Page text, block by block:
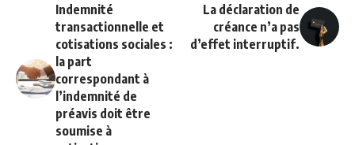
Indemnité
transactionnelle et
cotisations sociales :
la part
correspondant à
l’indemnité de
préavis doit être
soumise à
La déclaration de
créance n’a pas
d’effet interruptif.